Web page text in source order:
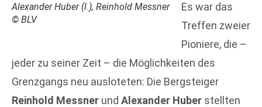
Alexander Huber (l.), Reinhold Messner
© BLV
Es war das
Treffen zweier
Pioniere, die –
jeder zu seiner Zeit – die Möglichkeiten des
Grenzgangs neu ausloteten: Die Bergsteiger
Reinhold Messner und Alexander Huber stellten